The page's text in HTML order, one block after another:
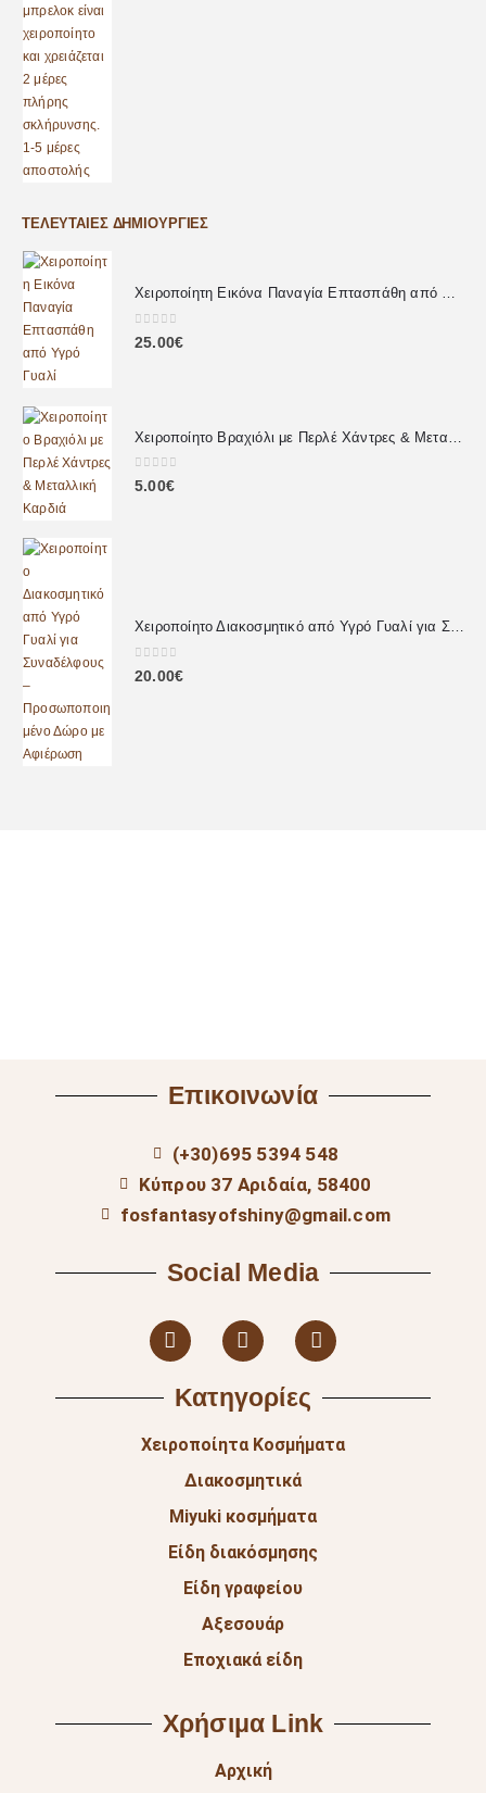
ΤΕΛΕΥΤΑΊΕΣ ΔΗΜΙΟΥΡΓΊΕΣ
Χειροποίητη Εικόνα Παναγία Επτασπάθη από Υγρό Γυαλί
0out of 5
25.00€
0 out of 5
5.00€
Χειροποίητο Διακοσμητικό από Υγρό Γυαλί για Συναδέλφους – Προσωποποιημένο Δώρο με Αφιέρωση
0out of 5
20.00€
Επικοινωνία
(+30)695 5394 548
Κύπρου 37 Αριδαία, 58400
fosfantasyofshiny@gmail.com
Social Media
Κατηγορίες
Χειροποίητα Κοσμήματα
Διακοσμητικά
Miyuki κοσμήματα
Είδη διακόσμησης
Είδη γραφείου
Αξεσουάρ
Εποχιακά είδη
Χρήσιμα Link
Αρχική